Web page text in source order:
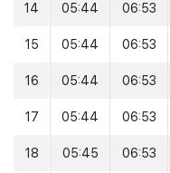
14 05:44 06:53
15 05:44 06:53
16 05:44 06:53
17 05:44 06:53
18 05:45 06:53